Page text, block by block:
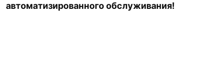
автоматизированного обслуживания!